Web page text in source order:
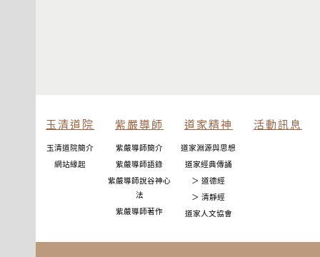
玉清道院
玉清道院簡介
網站緣起
紫嚴導師
紫嚴導師簡介
紫嚴導師語錄
紫嚴導師說谷神心
法
紫嚴導師著作
道家精神
道家淵源與思想
道家經典傳誦
＞ 道德經
＞ 清靜經
道家人文協會
活動訊息